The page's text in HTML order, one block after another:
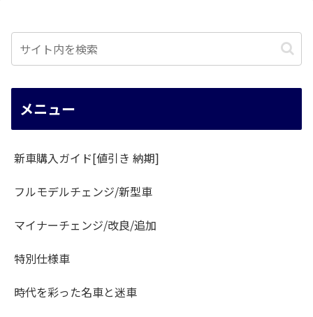
メニュー
新車購入ガイド[値引き 納期]
フルモデルチェンジ/新型車
マイナーチェンジ/改良/追加
特別仕様車
時代を彩った名車と迷車